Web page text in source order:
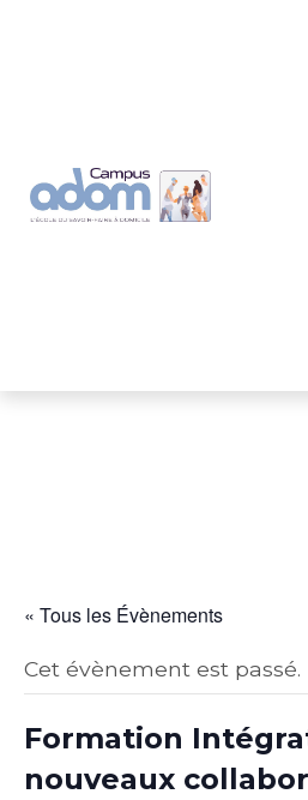
« Tous les Évènements
Cet évènement est passé.
Formation
nouveaux